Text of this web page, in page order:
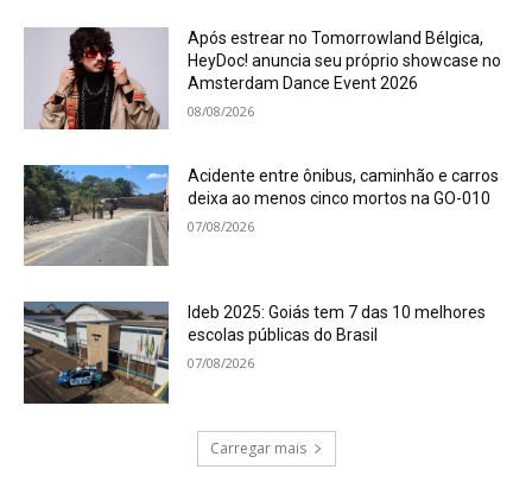
Após estrear no Tomorrowland Bélgica,
HeyDoc! anuncia seu próprio showcase no
Amsterdam Dance Event 2026
08/08/2026
Acidente entre ônibus, caminhão e carros
deixa ao menos cinco mortos na GO-010
07/08/2026
Ideb 2025: Goiás tem 7 das 10 melhores
escolas públicas do Brasil
07/08/2026
Carregar mais